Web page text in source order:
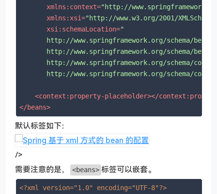
xmlns:context="http://
xmlns:xsi="http://www.w3.org/2001/
xsi:schemaLocation="
       http://www.springframework.org/schema/beans
http://www.springframework.org/schema/
http://www.springframework.org/schema/
http://www.springframework.org/schema/
<context:property-placeholder></
</beans>
默认标签如下：
/>
需要注意的是，
<beans> 标签可以嵌套。
<?xml version="1.0" encoding="UTF-8"?>